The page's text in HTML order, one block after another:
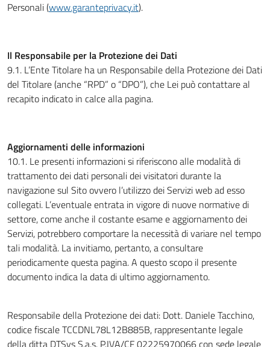
Personali (www.garanteprivacy.it).
Il Responsabile per la Protezione dei Dati
9.1. L’Ente Titolare ha un Responsabile della Protezione dei Dati
del Titolare (anche “RPD” o “DPO”), che Lei può contattare al
recapito indicato in calce alla pagina.
Aggiornamenti delle informazioni
10.1. Le presenti informazioni si riferiscono alle modalità di
trattamento dei dati personali dei visitatori durante la
navigazione sul Sito ovvero l’utilizzo dei Servizi web ad esso
collegati. L’eventuale entrata in vigore di nuove normative di
settore, come anche il costante esame e aggiornamento dei
Servizi, potrebbero comportare la necessità di variare nel tempo
tali modalità. La invitiamo, pertanto, a consultare
periodicamente questa pagina. A questo scopo il presente
documento indica la data di ultimo aggiornamento.
Responsabile della Protezione dei dati: Dott. Daniele Tacchino,
codice fiscale TCCDNL78L12B885B, rappresentante legale
della ditta DTSys S.a.s. P.IVA/CF 02225970066 con sede legale